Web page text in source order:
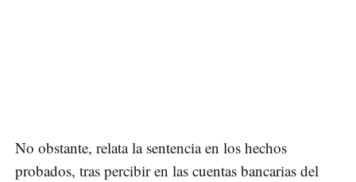
No obstante, relata la sentencia en los hechos
probados, tras percibir en las cuentas bancarias del